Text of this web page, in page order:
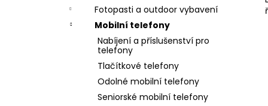
Fotopasti a outdoor vybavení
Mobilní telefony
Nabíjení a příslušenství pro
telefony
Tlačítkové telefony
Odolné mobilní telefony
Seniorské mobilní telefony